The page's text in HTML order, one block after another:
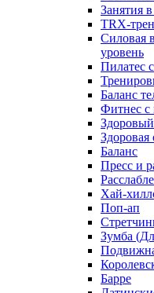
Занятия
TRX-
Силовая
уровень
Пилатес
Баланс
Фитнес с
Здоровая
Баланс
Пресс и
Хай-
Поп-ап
Зумба
Барре